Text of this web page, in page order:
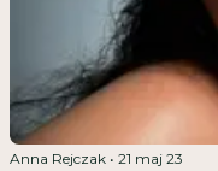
Anna Rejczak • 21 maj 23